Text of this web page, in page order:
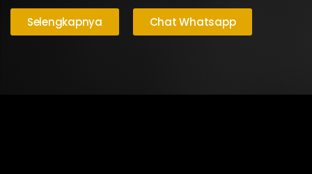
Selengkapnya Chat Whatsapp